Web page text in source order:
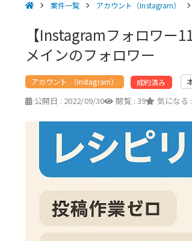
案件一覧 アカウント（Instagram）
【Instagramフォロワー
メインのフォロワー
アカウント （Instagram） 成約済み
公開日 : 2022/09/30 閲覧 :39 気になる :